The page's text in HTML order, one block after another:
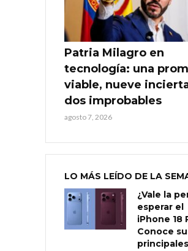
Patria Milagro en
tecnología: una
viable, nueve
dos improbables
agosto 7, 2026
LO MÁS LEÍDO DE LA
¿Vale la
esperar el
iPhone 18
Conoce
principales